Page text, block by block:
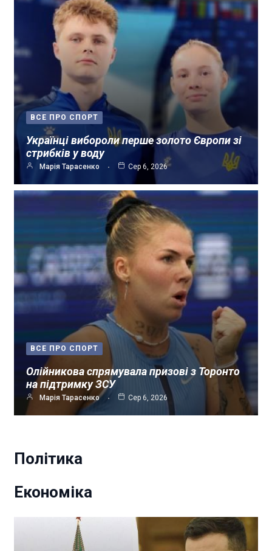
ВСЕ ПРО СПОРТ
Українці вибороли перше золото Європи зі
стрибків у воду
Марія Тарасенко Сер 6, 2026
ВСЕ ПРО СПОРТ
Олійникова спрямувала призові з Торонто
на підтримку ЗСУ
Марія Тарасенко Сер 6, 2026
Політика
Економіка